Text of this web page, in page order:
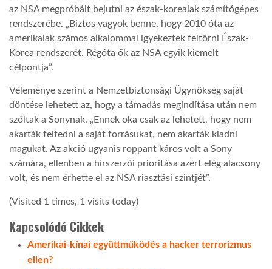
az NSA megpróbált bejutni az észak-koreaiak számítógépes
rendszerébe. „Biztos vagyok benne, hogy 2010 óta az
amerikaiak számos alkalommal igyekeztek feltörni Észak-
Korea rendszerét. Régóta ők az NSA egyik kiemelt
célpontja”.
Véleménye szerint a Nemzetbiztonsági Ügynökség saját
döntése lehetett az, hogy a támadás megindítása után nem
szóltak a Sonynak. „Ennek oka csak az lehetett, hogy nem
akarták felfedni a saját forrásukat, nem akarták kiadni
magukat. Az akció ugyanis roppant káros volt a Sony
számára, ellenben a hírszerzői prioritása azért elég alacsony
volt, és nem érhette el az NSA riasztási szintjét”.
(Visited 1 times, 1 visits today)
Kapcsolódó Cikkek
Amerikai-kínai együttműködés a hacker terrorizmus
ellen?